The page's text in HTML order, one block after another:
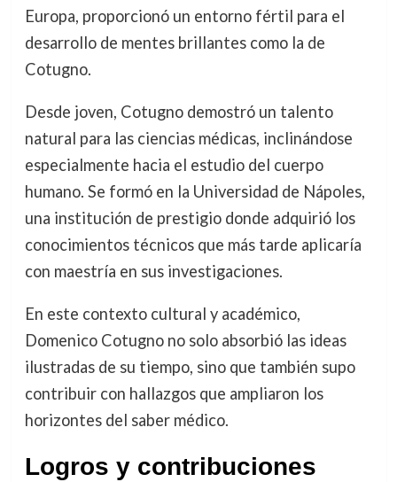
Europa, proporcionó un entorno fértil para el
desarrollo de mentes brillantes como la de
Cotugno.
Desde joven, Cotugno demostró un talento
natural para las ciencias médicas, inclinándose
especialmente hacia el estudio del cuerpo
humano. Se formó en la Universidad de Nápoles,
una institución de prestigio donde adquirió los
conocimientos técnicos que más tarde aplicaría
con maestría en sus investigaciones.
En este contexto cultural y académico,
Domenico Cotugno no solo absorbió las ideas
ilustradas de su tiempo, sino que también supo
contribuir con hallazgos que ampliaron los
horizontes del saber médico.
Logros y contribuciones